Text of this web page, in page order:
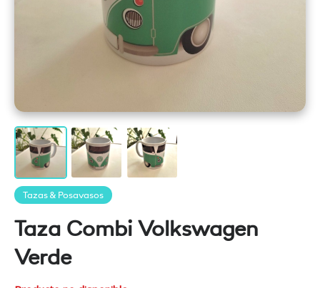
Tazas & Posavasos
Taza Combi Volkswagen
Verde